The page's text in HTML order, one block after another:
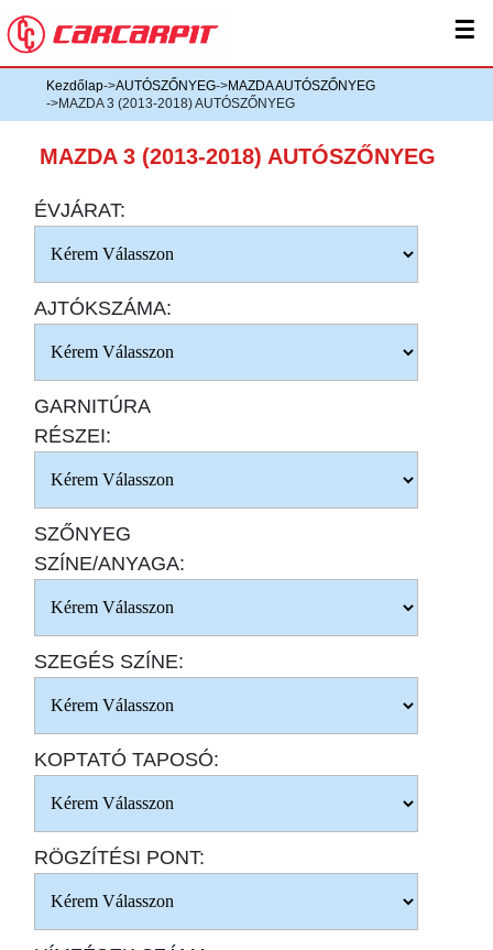
☰
Kezdőlap->AUTÓSZŐNYEG->MAZDA AUTÓSZŐNYEG
->MAZDA 3 (2013-2018) AUTÓSZŐNYEG
MAZDA 3 (2013-2018) AUTÓSZŐNYEG
ÉVJÁRAT:
AJTÓKSZÁMA:
GARNITÚRA
RÉSZEI:
SZŐNYEG
SZÍNE/ANYAGA:
SZEGÉS SZÍNE:
KOPTATÓ TAPOSÓ:
RÖGZÍTÉSI PONT: